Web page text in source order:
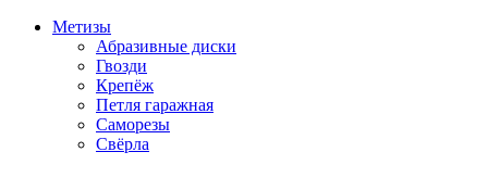
Метизы
Абразивные диски
Гвозди
Крепёж
Петля гаражная
Саморезы
Свёрла